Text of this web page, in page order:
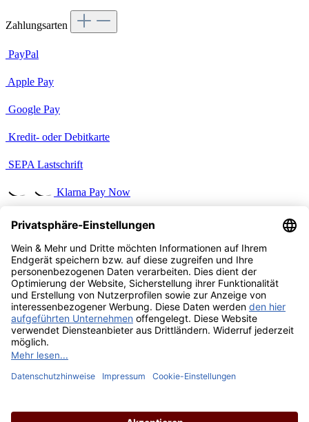
Zahlungsarten
PayPal
Apple Pay
Google Pay
Kredit- oder Debitkarte
SEPA Lastschrift
Klarna Pay Now
Benutzerdefiniertes Bild 2
Benutzerdefiniertes Bild 1
Vertrag widerrufen
Zahlung & Versand
Widerruf
Datenschutz
AGB
Impressum
Barrierefreiheit